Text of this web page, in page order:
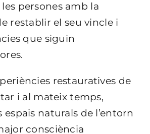
persones amb la
restablir el seu vincle i
que siguin
restauratives de
i al mateix temps,
espais naturals de l’entorn
consciència